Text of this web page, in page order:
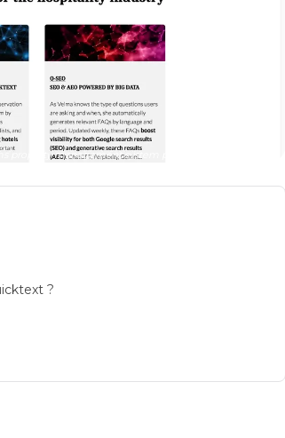
property management system prix
?